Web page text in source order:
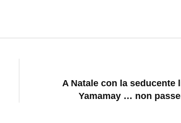
A Natale con la seducente
Yamamay … non